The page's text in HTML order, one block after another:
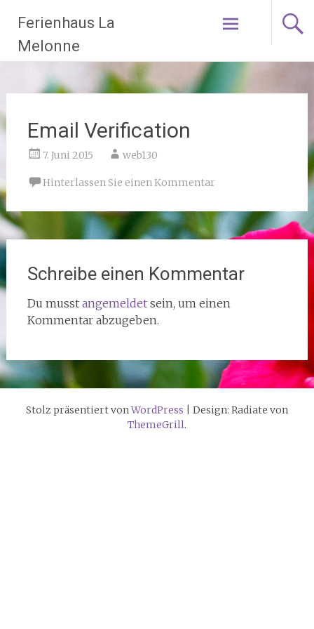
Ferienhaus La
Melonne
zum
Email Verification
7. Juni 2015 web130
Hinterlassen Sie einen Kommentar
Schreibe einen Kommentar
Du musst angemeldetsein, um einen
Kommentar abzugeben.
Stolz präsentiert vonWordPress
Design: Radiate von
ThemeGrill.